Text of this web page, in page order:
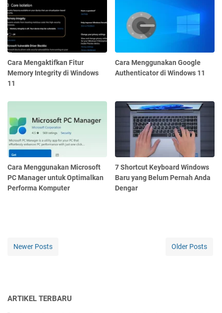
Cara Mengaktifkan Fitur
Memory Integrity di Windows
11
Cara Menggunakan Google
Authenticator di Windows 11
Cara Menggunakan Microsoft
PC Manager untuk Optimalkan
Performa Komputer
7 Shortcut Keyboard Windows
Baru yang Belum Pernah Anda
Dengar
Newer Posts Older Posts
ARTIKEL TERBARU